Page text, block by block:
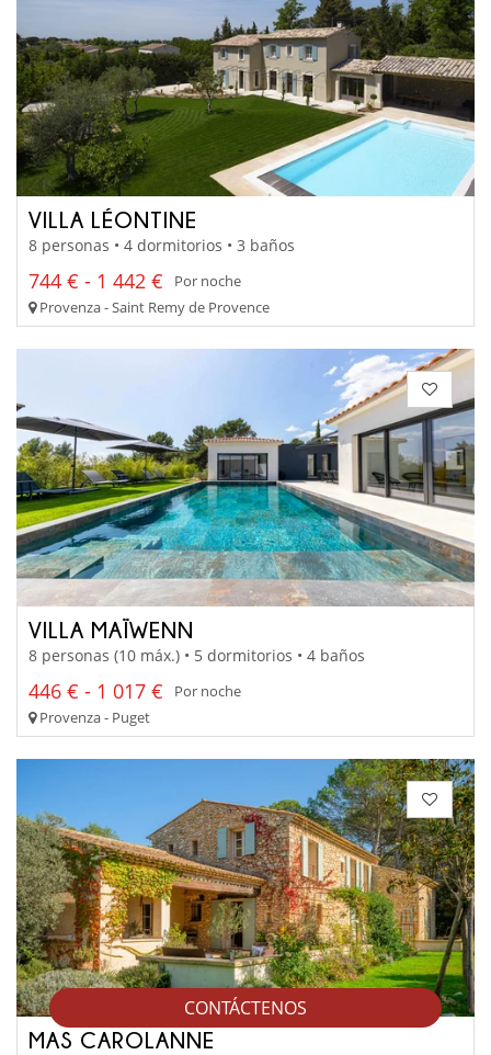
CONTÁCTENOS
VILLA LÉONTINE
8 personas • 4 dormitorios • 3 baños
744 € - 1 442 €
Por noche
Provenza - Saint Remy de Provence
VILLA MAÏWENN
8 personas (10 máx.) • 5 dormitorios • 4 baños
446 € - 1 017 €
Por noche
Provenza - Puget
MAS CAROLANNE